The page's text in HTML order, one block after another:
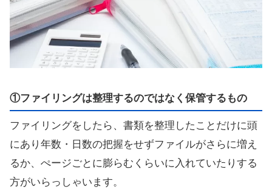
①ファイリングは整理するのではなく保管するもの
ファイリングをしたら、書類を整理したことだけに頭
にあり年数・日数の把握をせずファイルがさらに増え
るか、ぺージごとに膨らむくらいに入れていたりする
方がいらっしゃいます。